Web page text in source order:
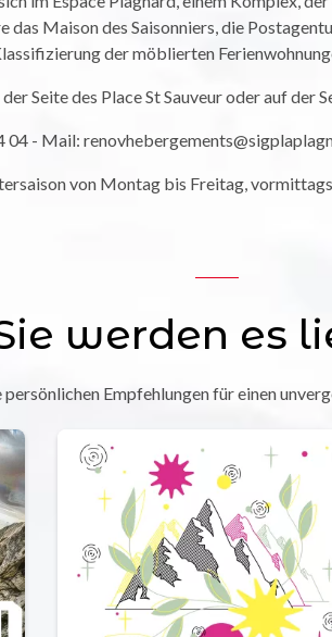
das Maison des Saisonniers, die
der möblierten
Seite des Place St Sauveur oder auf der
04 - Mail:
von Montag bis Freitag,
werden es
persönlichen Empfehlungen für einen